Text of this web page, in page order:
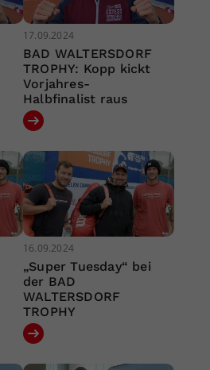
17.09.2024
BAD WALTERSDORF
TROPHY: Kopp kickt
Vorjahres-
Halbfinalist raus
16.09.2024
„Super Tuesday“ bei
der BAD
WALTERSDORF
TROPHY